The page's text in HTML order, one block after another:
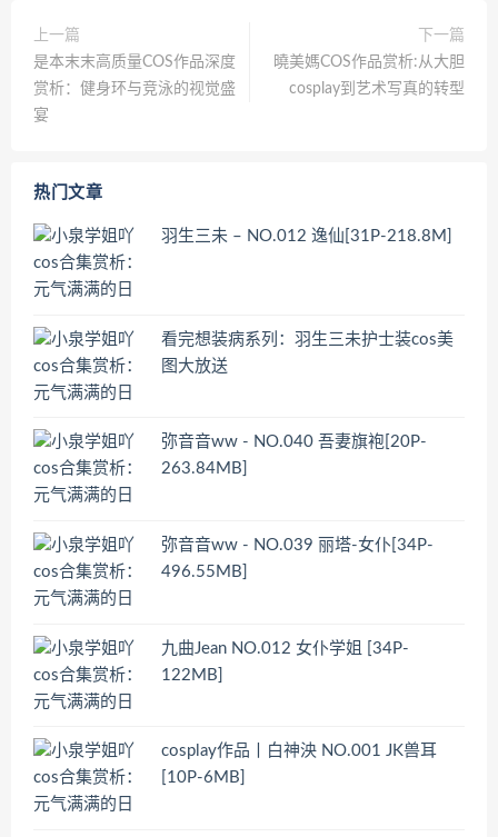
上一篇
是本末末高质量COS作品深度
赏析：健身环与竞泳的视觉盛
宴
下一篇
曉美媽COS作品赏析​​:从大胆
cosplay到艺术写真的转型
热门文章
羽生三未 – NO.012 逸仙[31P-218.8M]
看完想装病系列：羽生三未护士装cos美
图大放送
弥音音ww - NO.040 吾妻旗袍[20P-
263.84MB]
弥音音ww - NO.039 丽塔-女仆[34P-
496.55MB]
九曲Jean NO.012 女仆学姐 [34P-
122MB]
cosplay作品丨白神泱 NO.001 JK兽耳
[10P-6MB]